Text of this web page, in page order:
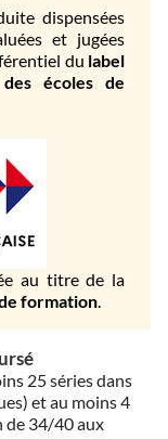
dispensées
et jugées
du label
écoles de
au titre de la
formation.
25 séries dans
et au moins 4
de 34/40 aux